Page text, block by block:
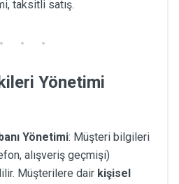
taksitli satış.
Yönetimi
Yönetimi: Müşteri bilgileri
alışveriş geçmişi)
Müşterilere dair kişisel